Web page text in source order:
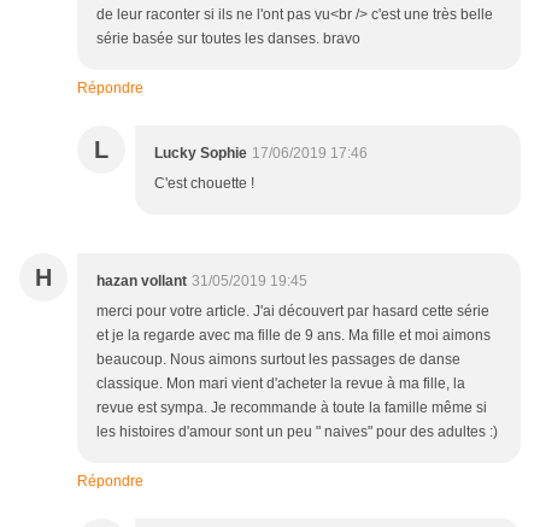
de leur raconter si ils ne l'ont pas vu<br /> c'est une très belle
série basée sur toutes les danses. bravo
Répondre
L Lucky Sophie 17/06/2019 17:46
C'est chouette !
H hazan vollant 31/05/2019 19:45
merci pour votre article. J'ai découvert par hasard cette série
et je la regarde avec ma fille de 9 ans. Ma fille et moi aimons
beaucoup. Nous aimons surtout les passages de danse
classique. Mon mari vient d'acheter la revue à ma fille, la
revue est sympa. Je recommande à toute la famille même si
les histoires d'amour sont un peu " naives" pour des adultes :)
Répondre